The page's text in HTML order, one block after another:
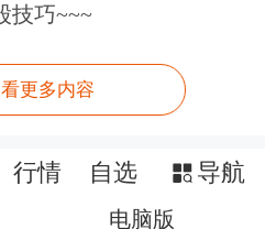
技巧~~~
更多内容
行情 自选 导航
电脑版